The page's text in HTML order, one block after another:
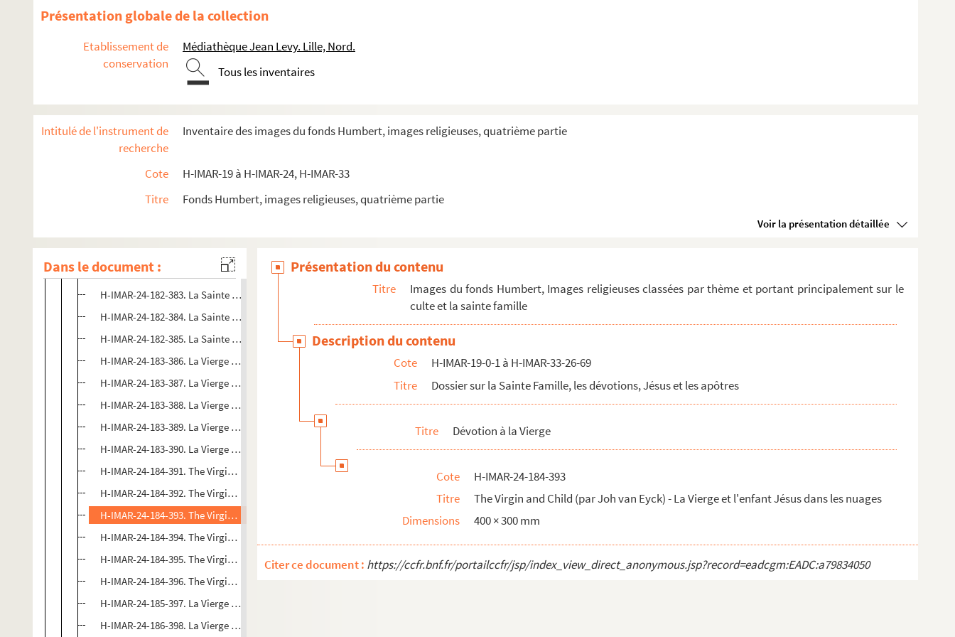
Présentation globale de la collection
Etablissement de
conservation
Médiathèque Jean Levy. Lille, Nord.
Tous les inventaires
Intitulé de l'instrument de
recherche
Inventaire des images du fonds Humbert, images religieuses, quatrième partie
Cote
H-IMAR-19 à H-IMAR-24, H-IMAR-33
Titre
Fonds Humbert, images religieuses, quatrième partie
Voir la présentation détaillée
Dans le document :
H-IMAR-24-178-370. Sainte Maria in Grilich
H-IMAR-24-178-372. Sainte Maria in Grilich
H-IMAR-24-178-373. Sainte Maria in Grilich
H-IMAR-24-180-375. La Vierge aux fruits (tableau de Mignard)
H-IMAR-24-181-376. La Vierge au raisin
H-IMAR-24-181-379. La Vierge au raisin
H-IMAR-24-181-381. La Vierge au raisin
H-IMAR-24-182-382. La Sainte Vierge - Madonne de la Roche
H-IMAR-24-182-383. La Sainte Vierge - Madonne de la Roche
H-IMAR-24-182-384. La Sainte Vierge - Madonne de la Roche
H-IMAR-24-182-385. La Sainte Vierge - Madonne de la Roche
H-IMAR-24-183-386. La Vierge au singe - La Vierge et l'enfant
H-IMAR-24-183-387. La Vierge au singe - La Vierge et l'enfant
H-IMAR-24-183-388. La Vierge au singe - La Vierge et l'enfant
H-IMAR-24-183-389. La Vierge au singe - La Vierge et l'enfant
H-IMAR-24-183-390. La Vierge au singe - La Vierge et l'enfant
H-IMAR-24-184-391. The Virgin and Child (par Joh van Eyck) - La Vierge et l'enfant Jésus dans les nuages
H-IMAR-24-184-392. The Virgin and Child (par Joh van Eyck) - La Vierge et l'enfant Jésus dans les nuages
H-IMAR-24-184-393. The Virgin and Child (par Joh van Eyck) - La Vierge et l'enfant Jésus dans les nuages
H-IMAR-24-184-394. The Virgin and Child (par Joh van Eyck) - La Vierge et l'enfant Jésus dans les nuages
H-IMAR-24-184-395. The Virgin and Child (par Joh van Eyck) - La Vierge et l'enfant Jésus dans les nuages
H-IMAR-24-184-396. The Virgin and Child (par Joh van Eyck) - La Vierge et l'enfant Jésus dans les nuages
H-IMAR-24-185-397. La Vierge et l'enfant Jésus (tableau célèbre de Van Dick, retrouvé dans un grenier de campagne)
H-IMAR-24-186-398. La Vierge et l'enfant Jésus (musée de Bresse)
Présentation du contenu
Titre
Images du fonds Humbert, Images religieuses classées par thème et portant principalement sur le
culte et la sainte famille
Description du contenu
Cote
H-IMAR-19-0-1 à H-IMAR-33-26-69
Titre
Dossier sur la Sainte Famille, les dévotions, Jésus et les apôtres
Titre Dévotion à la Vierge
Cote
H-IMAR-24-184-393
Titre
The Virgin and Child (par Joh van Eyck) - La Vierge et l'enfant Jésus dans les nuages
Dimensions
400 × 300 mm
Citer ce document : https://ccfr.bnf.fr/portailccfr/jsp/index_view_direct_anonymous.jsp?record=eadcgm:EADC:a79834050